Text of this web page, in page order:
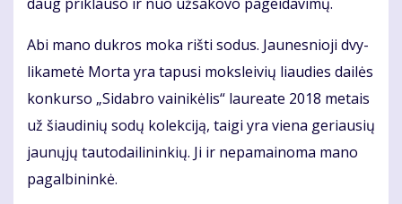
daug pri­klau­so ir nuo už­sa­ko­vo pa­gei­da­vi­mų.
Abi ma­no duk­ros mo­ka riš­ti so­dus. Jau­nes­nio­ji dvy­
li­ka­me­tė Mor­ta yra ta­pu­si moks­lei­vių liau­dies dai­lės
kon­kur­so „Si­dab­ro vai­ni­kė­lis“ lau­re­a­te 2018 me­tais
už šiau­di­nių so­dų ko­lek­ci­ją, tai­gi yra vie­na ge­riau­sių
jau­nų­jų tau­to­dai­li­nin­kių. Ji ir ne­pa­mai­no­ma ma­no
pa­gal­bi­nin­kė.